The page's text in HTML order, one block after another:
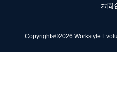
お問
Copyrights©2026 Workstyle